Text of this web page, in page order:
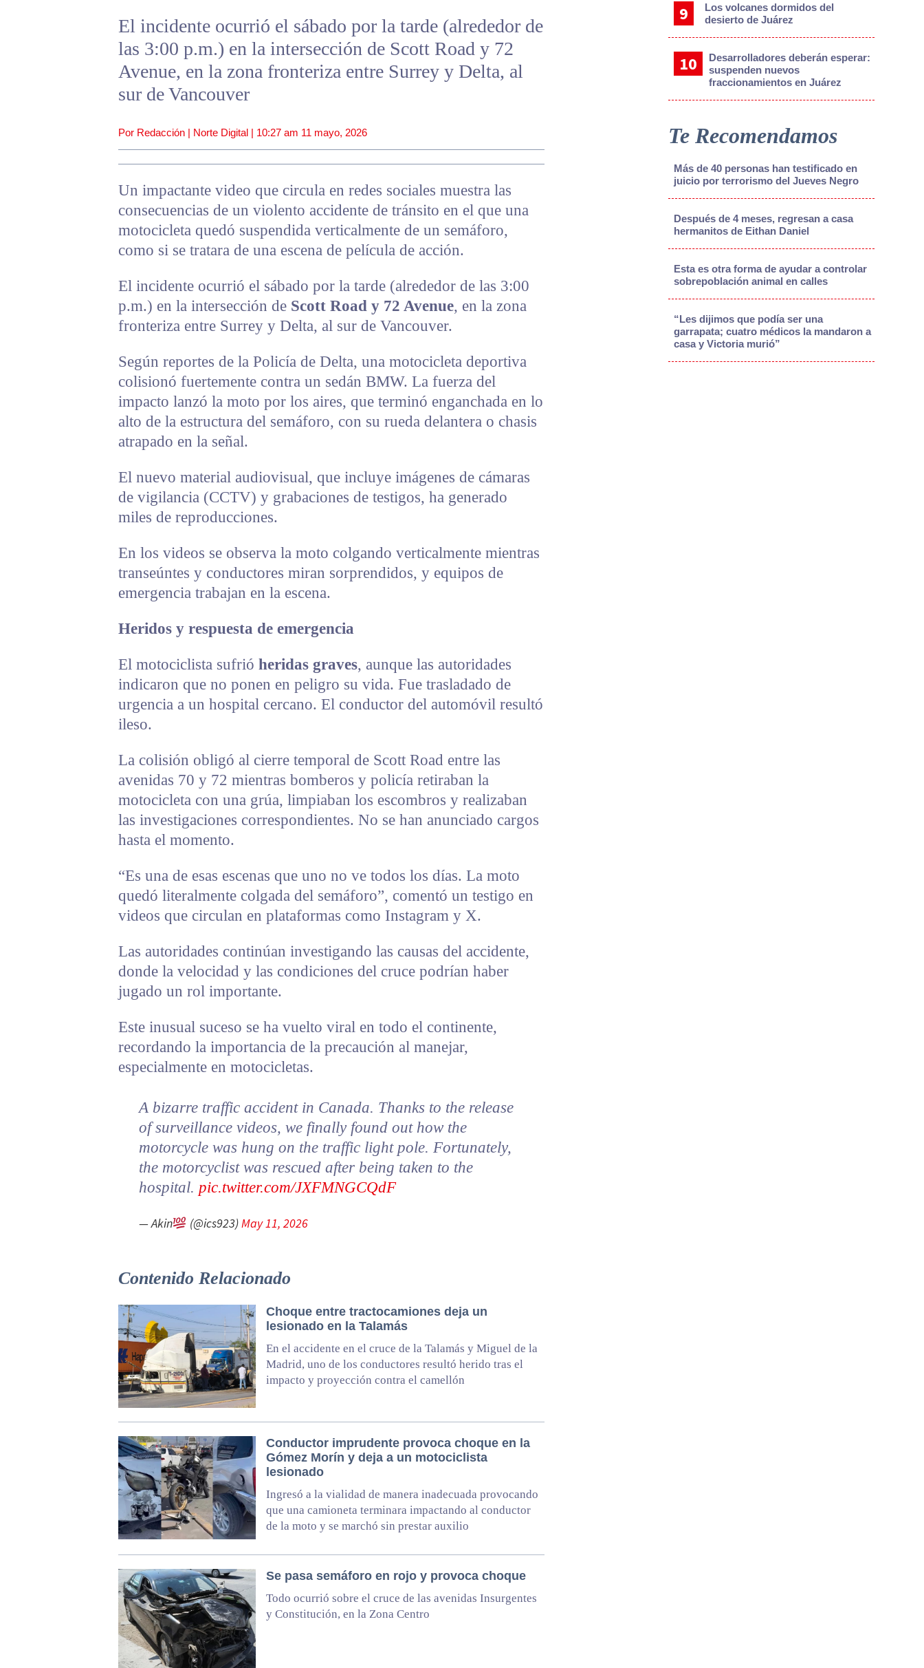
El incidente ocurrió el sábado por la tarde (alrededor de
las 3:00 p.m.) en la intersección de Scott Road y 72
Avenue, en la zona fronteriza entre Surrey y Delta, al
sur de Vancouver
Por Redacción | Norte Digital | 10:27 am 11 mayo, 2026
Un impactante video que circula en redes sociales muestra las
consecuencias de un violento accidente de tránsito en el que una
motocicleta quedó suspendida verticalmente de un semáforo,
como si se tratara de una escena de película de acción.
El incidente ocurrió el sábado por la tarde (alrededor de las 3:00
p.m.) en la intersección de Scott Road y 72 Avenue, en la zona
fronteriza entre Surrey y Delta, al sur de Vancouver.
Según reportes de la Policía de Delta, una motocicleta deportiva
colisionó fuertemente contra un sedán BMW. La fuerza del
impacto lanzó la moto por los aires, que terminó enganchada en lo
alto de la estructura del semáforo, con su rueda delantera o chasis
atrapado en la señal.
El nuevo material audiovisual, que incluye imágenes de cámaras
de vigilancia (CCTV) y grabaciones de testigos, ha generado
miles de reproducciones.
En los videos se observa la moto colgando verticalmente mientras
transeúntes y conductores miran sorprendidos, y equipos de
emergencia trabajan en la escena.
Heridos y respuesta de emergencia
El motociclista sufrió heridas graves, aunque las autoridades
indicaron que no ponen en peligro su vida. Fue trasladado de
urgencia a un hospital cercano. El conductor del automóvil resultó
ileso.
La colisión obligó al cierre temporal de Scott Road entre las
avenidas 70 y 72 mientras bomberos y policía retiraban la
motocicleta con una grúa, limpiaban los escombros y realizaban
las investigaciones correspondientes. No se han anunciado cargos
hasta el momento.
“Es una de esas escenas que uno no ve todos los días. La moto
quedó literalmente colgada del semáforo”, comentó un testigo en
videos que circulan en plataformas como Instagram y X.
Las autoridades continúan investigando las causas del accidente,
donde la velocidad y las condiciones del cruce podrían haber
jugado un rol importante.
Este inusual suceso se ha vuelto viral en todo el continente,
recordando la importancia de la precaución al manejar,
especialmente en motocicletas.
A bizarre traffic accident in Canada. Thanks to the release
of surveillance videos, we finally found out how the
motorcycle was hung on the traffic light pole. Fortunately,
the motorcyclist was rescued after being taken to the
hospital. pic.twitter.com/JXFMNGCQdF
— Akin (@ics923)May 11, 2026
Contenido Relacionado
Choque entre tractocamiones deja un
lesionado en la Talamás
En el accidente en el cruce de la Talamás y Miguel de la
Madrid, uno de los conductores resultó herido tras el
impacto y proyección contra el camellón
Conductor imprudente provoca choque en la
Gómez Morín y deja a un motociclista
lesionado
Ingresó a la vialidad de manera inadecuada provocando
que una camioneta terminara impactando al conductor
de la moto y se marchó sin prestar auxilio
Se pasa semáforo en rojo y provoca choque
Todo ocurrió sobre el cruce de las avenidas Insurgentes
y Constitución, en la Zona Centro
Los volcanes dormidos del
desierto de Juárez
Desarrolladores deberán esperar:
suspenden nuevos
fraccionamientos en Juárez
Te Recomendamos
Más de 40 personas han testificado en
juicio por terrorismo del Jueves Negro
Después de 4 meses, regresan a casa
hermanitos de Eithan Daniel
Esta es otra forma de ayudar a controlar
sobrepoblación animal en calles
“Les dijimos que podía ser una
garrapata; cuatro médicos la mandaron a
casa y Victoria murió”